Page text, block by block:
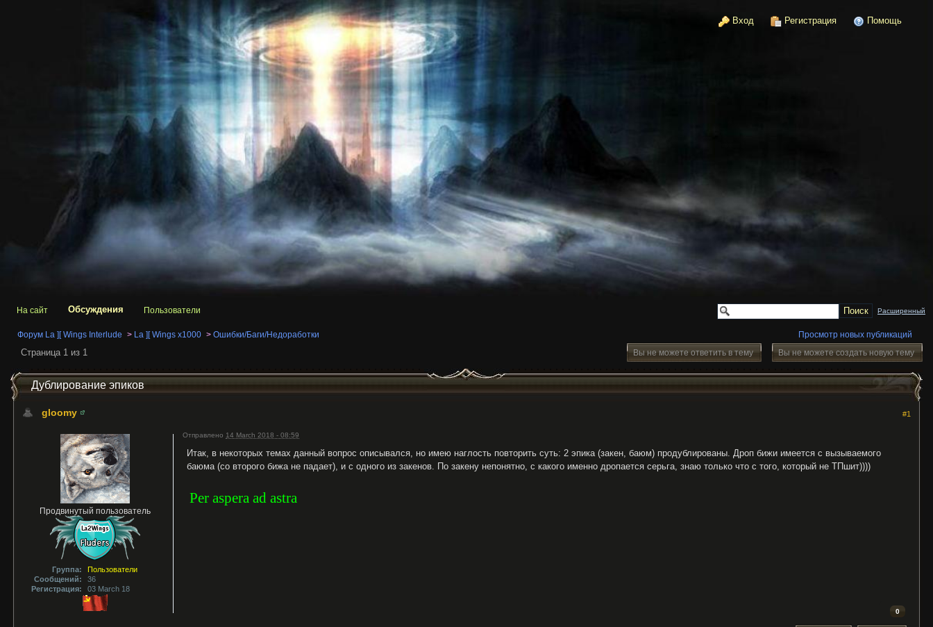
Вход Регистрация Помощь
Расширенный
На сайт Обсуждения Пользователи
Форум La ][ Wings Interlude > La ][ Wings x1000 > Ошибки/Баги/Недоработки Просмотр новых публикаций
Страница 1 из 1 Вы не можете создать новую тему
Вы не можете ответить в тему
Дублирование эпиков
#1
gloomy
Продвинутый пользователь
Группа:
Пользователи
Сообщений:
36
Регистрация:
03 March 18
Отправлено 14 March 2018 - 08:59
Итак, в некоторых темах данный вопрос описывался, но имею наглость повторить суть: 2 эпика (закен, баюм) продублированы. Дроп бижи имеется с вызываемого
баюма (со второго бижа не падает), и с одного из закенов. По закену непонятно, с какого именно дропается серьга, знаю только что с того, который не ТПшит))))
Per aspera ad astra
0